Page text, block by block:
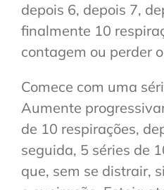
depois 6, depois 7,
finalmente 10
contagem ou perder
Comece com uma
Aumente
de 10 respirações,
seguida, 5 séries de
que, sem se distrair,